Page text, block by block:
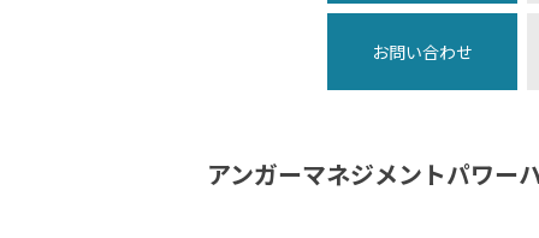
お問い合わせ
アンガーマネジメントパワー